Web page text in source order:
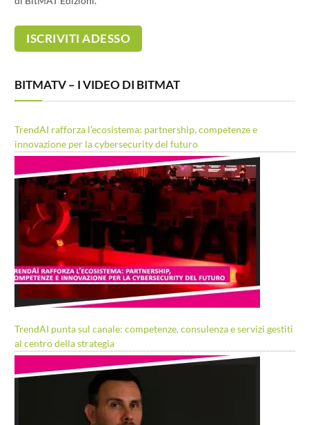
BITMATV – I VIDEO DI BITMAT
TrendAI rafforza l’ecosistema: partnership, competenze e
innovazione per la cybersecurity del futuro
TrendAI punta sul canale: competenze, consulenza e servizi gestiti
al centro della strategia